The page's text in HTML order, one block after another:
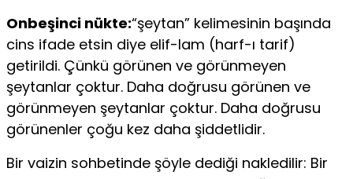
Onbeşinci nükte:“şeytan” kelimesinin başında
cins ifade etsin diye elif-lam (harf-ı tarif)
getirildi. Çünkü görünen ve görünmeyen
şeytanlar çoktur. Daha doğrusu görünen ve
görünmeyen şeytanlar çoktur. Daha doğrusu
görünenler çoğu kez daha şiddetlidir.
Bir vaizin sohbetinde şöyle dediği nakledilir: Bir